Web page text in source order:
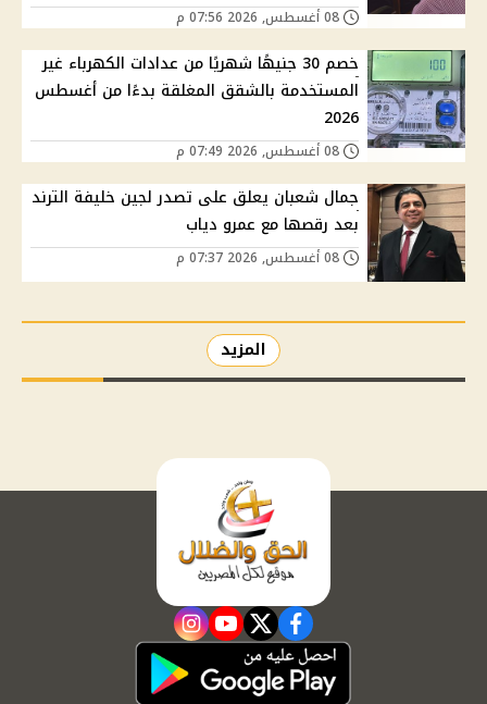
خصم 30 جنيهًا شهريًا من عدادات الكهرباء غير
المستخدمة بالشقق المغلقة بدءًا من أغسطس
2026
جمال شعبان يعلق على تصدر لجين خليفة الترند
بعد رقصها مع عمرو دياب
المزيد
facebook
twitter
youtube
instagram